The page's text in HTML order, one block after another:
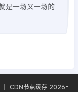
是一场又一场的
丨 CDN节点缓存 2026-